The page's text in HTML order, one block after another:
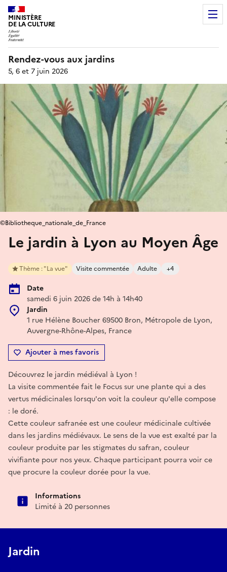
MINISTÈRE
DE LA CULTURE
Rendez-vous aux jardins
5, 6 et 7 juin 2026
Le jardin à Lyon au Moyen Âge
Thème : "La vue" Visite commentée Adulte +4
Date
samedi 6 juin 2026 de 14h à 14h40
Jardin
1 rue Hélène Boucher 69500 Bron, Métropole de Lyon,
Auvergne-Rhône-Alpes, France
Ajouter à mes favoris
©Bibliotheque_nationale_de_France
Découvrez le jardin médiéval à Lyon !
La visite commentée fait le Focus sur une plante qui a des
vertus médicinales lorsqu'on voit la couleur qu'elle compose
: le doré.
Cette couleur safranée est une couleur médicinale cultivée
dans les jardins médiévaux. Le sens de la vue est exalté par la
couleur produite par les stigmates du safran, couleur
vivifiante pour nos yeux. Chaque participant pourra voir ce
que procure la couleur dorée pour la vue.
Informations
Limité à 20 personnes
Jardin